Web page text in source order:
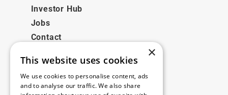
Investor Hub
Jobs
Contact
Juridisch
Disclaimer
×
This website uses cookies
We use cookies to personalise content, ads
and to analyse our traffic. We also share